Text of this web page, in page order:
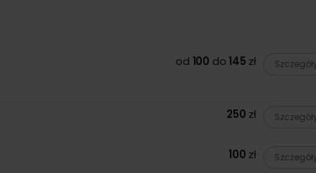
od 100 do145 zł
250 zł
100 zł